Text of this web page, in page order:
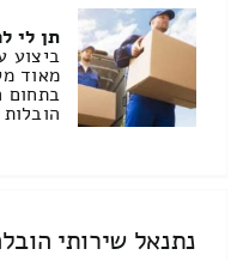
תן לי
ביצוע
מאוד
בתחום
נתנאל שירותי